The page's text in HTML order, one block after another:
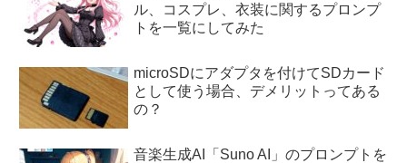
ル、コスプレ、衣装に関するプロンプ
トを一覧にしてみた
microSDにアダプタを付けてSDカード
として使う場合、デメリットってある
の？
音楽生成AI「Suno AI」のプロンプトを